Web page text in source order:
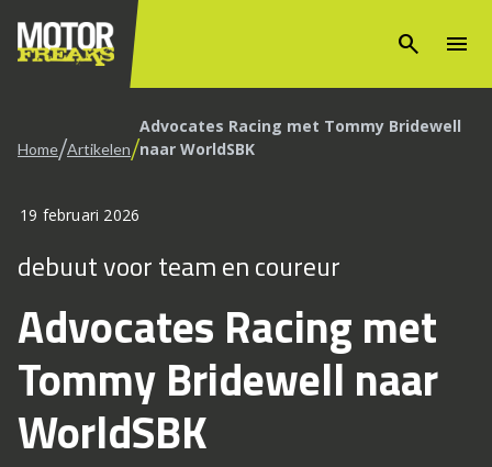
search menu
Home/Artikelen/Advocates Racing met Tommy Bridewell
naar WorldSBK
19 februari 2026
debuut voor team en coureur
Advocates Racing met
Tommy Bridewell naar
WorldSBK